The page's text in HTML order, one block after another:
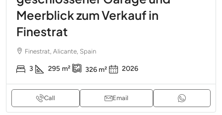
Meerblick zum Verkauf in
Finestrat
Finestrat, Alicante, Spain
3 295 m² 326 m² 2026
Call Email